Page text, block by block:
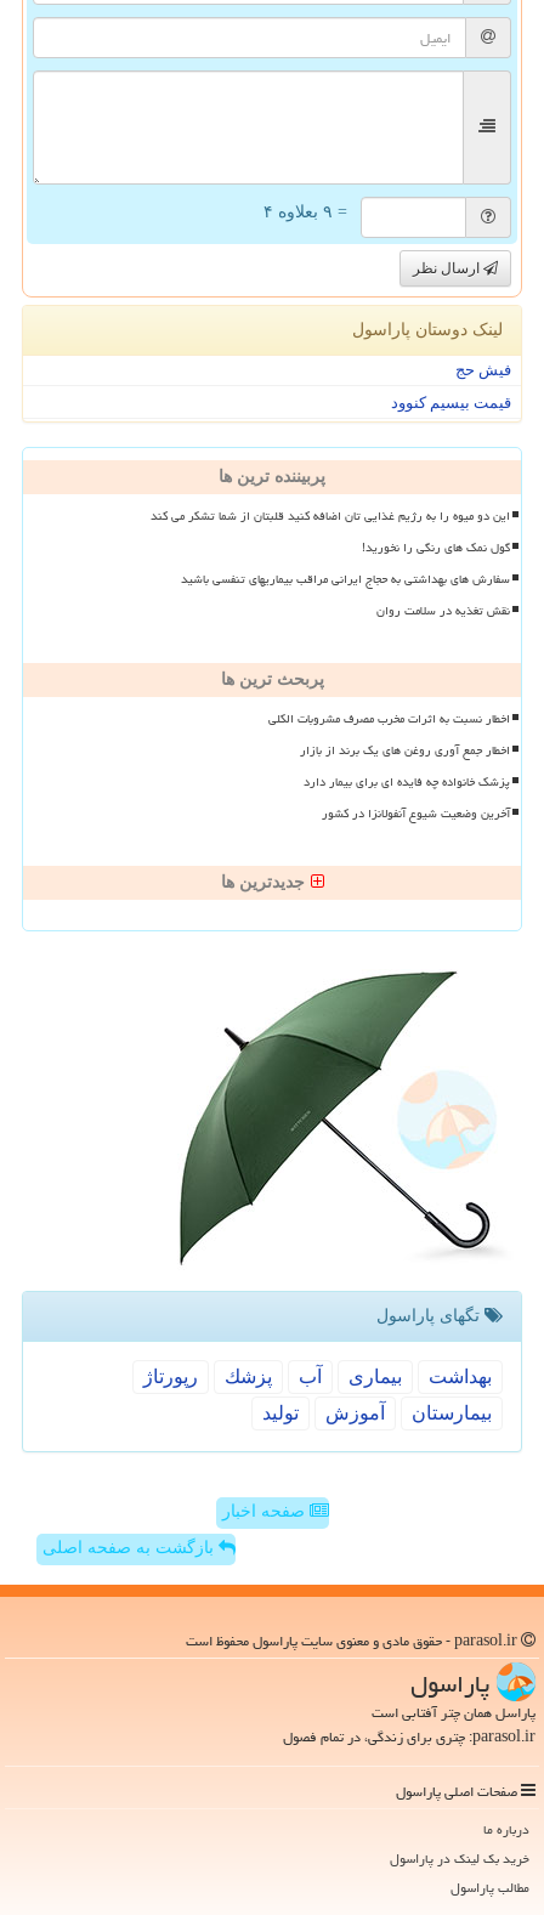
= ۹ بعلاوه ۴
ارسال نظر
لینک دوستان پاراسول
فیش حج
قیمت بیسیم کنوود
پربیننده ترین ها
این دو میوه را به رژیم غذایی تان اضافه کنید قلبتان از شما تشکر می کند
گول نمک های رنگی را نخورید!
سفارش های بهداشتی به حجاج ایرانی مراقب بیماریهای تنفسی باشید
نقش تغذیه در سلامت روان
پربحث ترین ها
اخطار نسبت به اثرات مخرب مصرف مشروبات الکلی
اخطار جمع آوری روغن های یک برند از بازار
پزشک خانواده چه فایده ای برای بیمار دارد
آخرین وضعیت شیوع آنفولانزا در کشور
جدیدترین ها
تگهای پاراسول
بهداشت بیماری آب پزشك
رپورتاژ
بیمارستان
آموزش تولید
صفحه اخبار
بازگشت به صفحه اصلی
پاراسول
پاراسل همان چتر آفتابی است
parasol.ir: چتری برای زندگی، در تمام فصول
صفحات اصلی پاراسول
درباره ما
خرید بک لینک در پاراسول
مطالب پاراسول